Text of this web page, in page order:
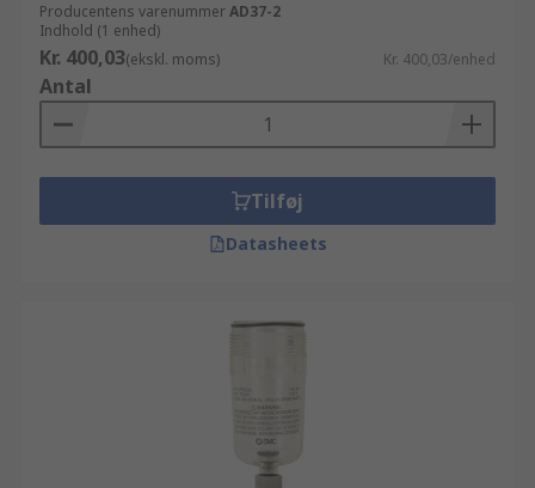
Producentens varenummerAD37-2
Indhold (1 enhed)
Kr. 400,03(ekskl. moms) Kr. 400,03/enhed
Antal
Tilføj
Datasheets